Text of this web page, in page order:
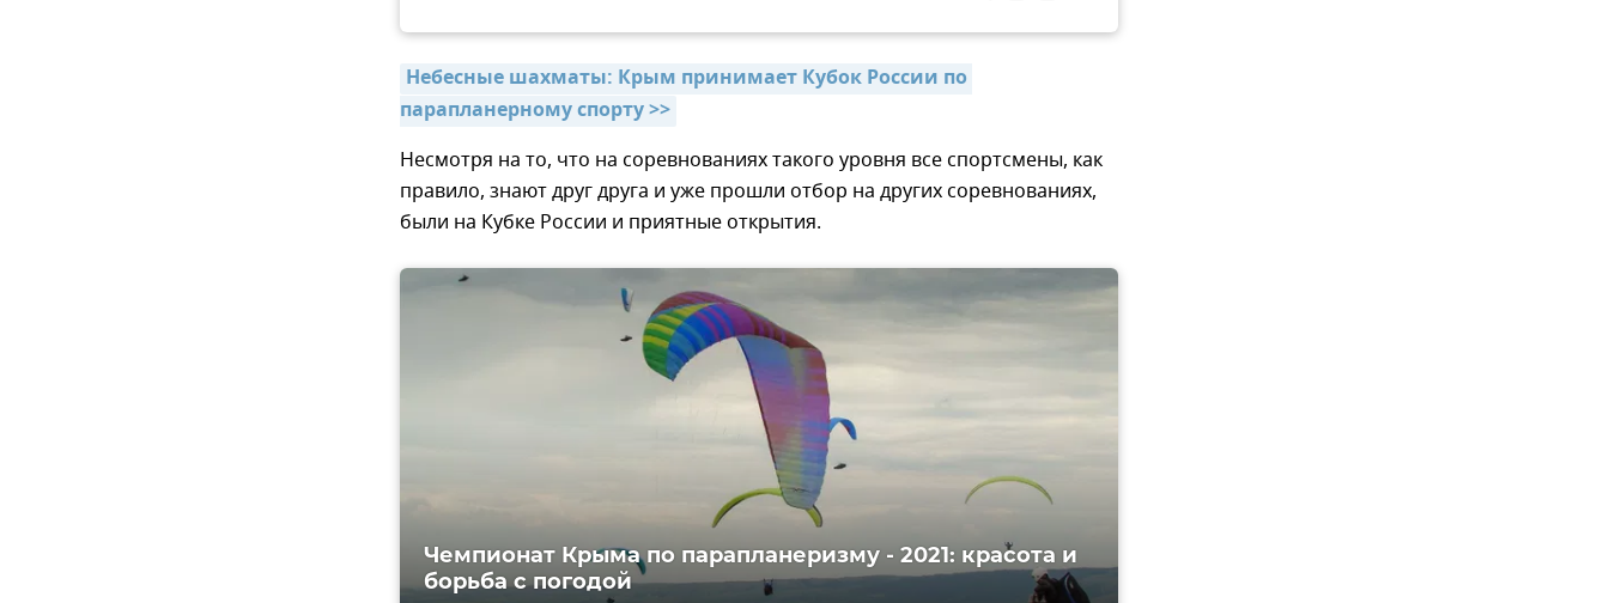
Небесные шахматы: Крым принимает Кубок России по
парапланерному спорту >>
Несмотря на то, что на соревнованиях такого уровня все спортсмены, как
правило, знают друг друга и уже прошли отбор на других соревнованиях,
были на Кубке России и приятные открытия.
Чемпионат Крыма по парапланеризму - 2021: красота и
борьба с погодой